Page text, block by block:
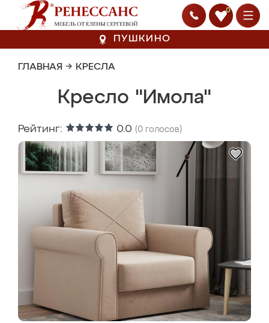
0
ПУШКИНО
ГЛАВНАЯ → КРЕСЛА
Кресло "Имола"
Рейтинг: 0.0 (0 голосов)